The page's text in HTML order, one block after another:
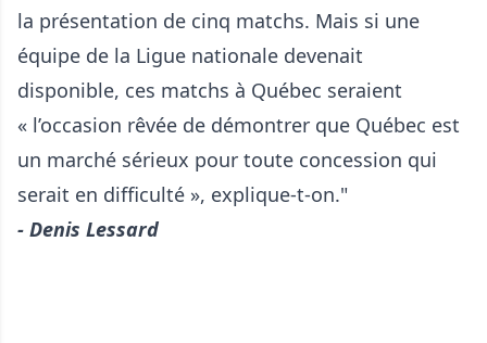
la présentation de cinq matchs. Mais si une
équipe de la Ligue nationale devenait
disponible, ces matchs à Québec seraient
« l’occasion rêvée de démontrer que Québec est
un marché sérieux pour toute concession qui
serait en difficulté », explique-t-on."
- Denis Lessard